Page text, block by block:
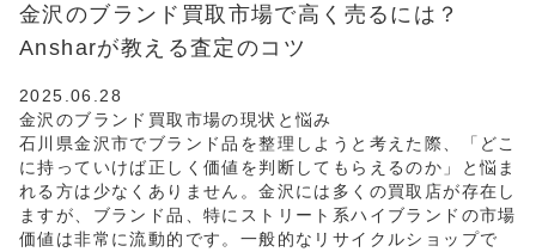
金沢のブランド買取市場で高く売るには？
Ansharが教える査定のコツ
2025.06.28
金沢のブランド買取市場の現状と悩み
石川県金沢市でブランド品を整理しようと考えた際、「どこ
に持っていけば正しく価値を判断してもらえるのか」と悩ま
れる方は少なくありません。金沢には多くの買取店が存在し
ますが、ブランド品、特にストリート系ハイブランドの市場
価値は非常に流動的です。一般的なリサイクルショップで